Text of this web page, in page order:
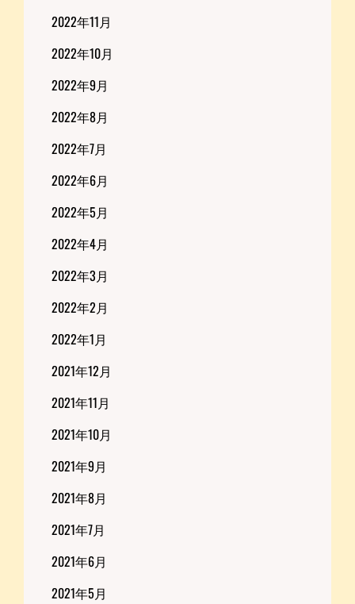
2022年11月
2022年10月
2022年9月
2022年8月
2022年7月
2022年6月
2022年5月
2022年4月
2022年3月
2022年2月
2022年1月
2021年12月
2021年11月
2021年10月
2021年9月
2021年8月
2021年7月
2021年6月
2021年5月